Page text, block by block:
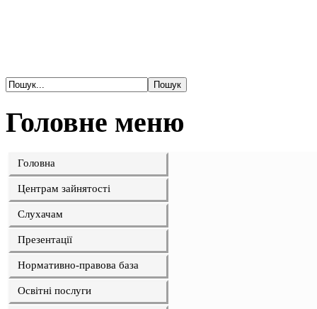
Головне меню
Головна
Центрам зайнятості
Слухачам
Презентації
Нормативно-правова база
Освітні послуги